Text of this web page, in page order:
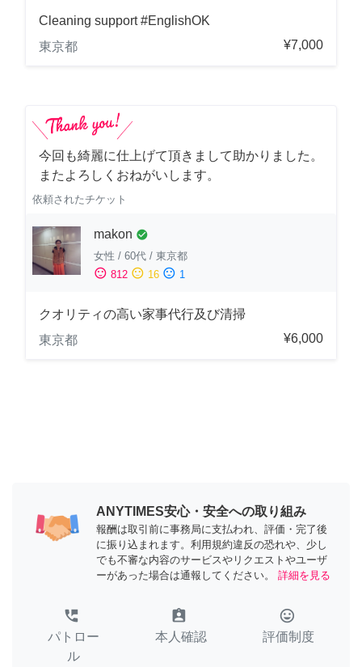
Cleaning support #EnglishOK
東京都
¥7,000
今回も綺麗に仕上げて頂きまして助かりました。
またよろしくおねがいします。
依頼されたチケット
makon check_circle
女性 / 60代 / 東京都
sentiment_satisfied 812 sentiment_neutral 16 sentiment_dissatisfied 1
クオリティの高い家事代行及び清掃
東京都
¥6,000
ANYTIMES安心・安全への取り組み
報酬は取引前に事務局に支払われ、評価・完了後
に振り込まれます。利用規約違反の恐れや、少し
でも不審な内容のサービスやリクエストやユーザ
ーがあった場合は通報してください。
詳細を見る
perm_phone_msg
パトロー
ル
assignment_ind
本人確認
tag_faces
評価制度